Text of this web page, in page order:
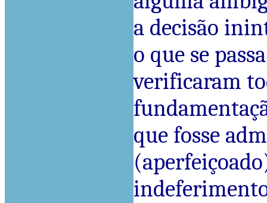
a decisão
o que se
verificaram
que fosse